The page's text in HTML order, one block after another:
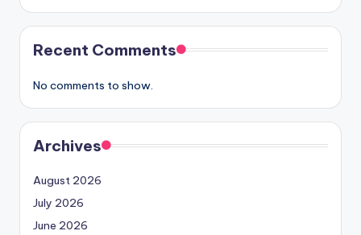
Recent Comments
No comments to show.
Archives
August 2026
July 2026
June 2026